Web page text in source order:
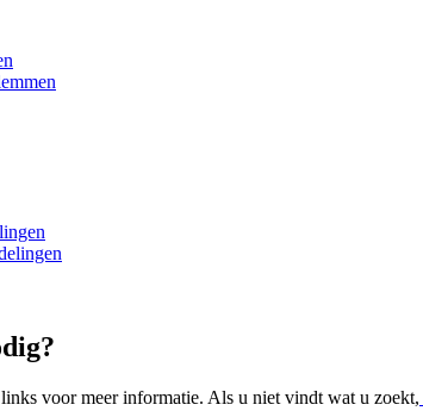
voor meer informatie. Als u niet vindt wat u zoekt,